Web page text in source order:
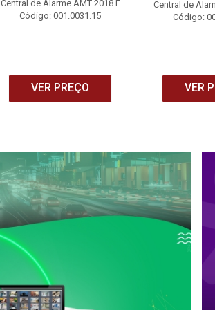
Central de Alarme AMT 2018 E
Código: 001.0031.15
VER PREÇO
Central de
Código:
VER